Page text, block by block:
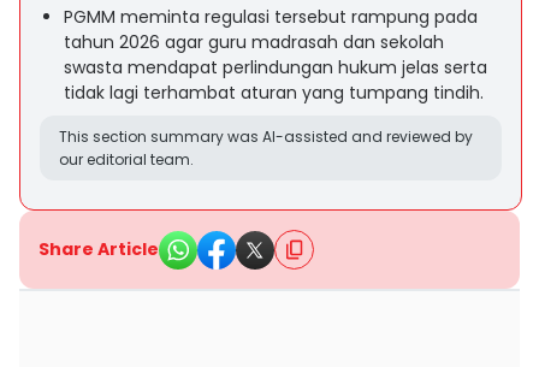
PGMM meminta regulasi tersebut rampung pada
tahun 2026 agar guru madrasah dan sekolah
swasta mendapat perlindungan hukum jelas serta
tidak lagi terhambat aturan yang tumpang tindih.
This section summary was AI-assisted and reviewed by
our editorial team.
Share Article